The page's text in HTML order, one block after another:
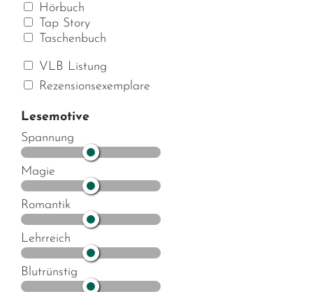
Hörbuch
Tap Story
Taschenbuch
VLB Listung
Rezensionsexemplare
Lesemotive
Spannung
Magie
Romantik
Lehrreich
Blutrünstig